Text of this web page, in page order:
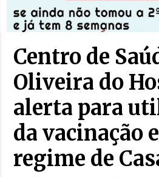
Centro de
Oliveira do
alerta para
da vacinação
regime de